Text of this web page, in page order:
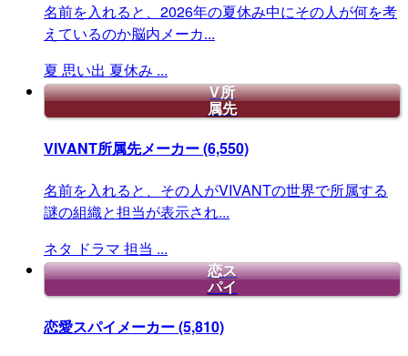
名前を入れると、2026年の夏休み中にその人が何を考
えているのか脳内メーカ...
夏 思い出 夏休み ...
V所
属先
VIVANT所属先メーカー(6,550)
名前を入れると、その人がVIVANTの世界で所属する
謎の組織と担当が表示され...
ネタ ドラマ 担当 ...
恋ス
パイ
恋愛スパイメーカー(5,810)